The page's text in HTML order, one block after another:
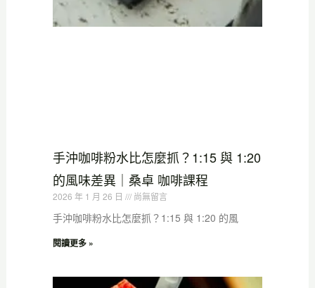
手沖咖啡粉水比怎麼抓？1:15 與 1:20
的風味差異｜桑卓 咖啡課程
2026 年 1 月 26 日 尚無留言
手沖咖啡粉水比怎麼抓？1:15 與 1:20 的風
閱讀更多 »